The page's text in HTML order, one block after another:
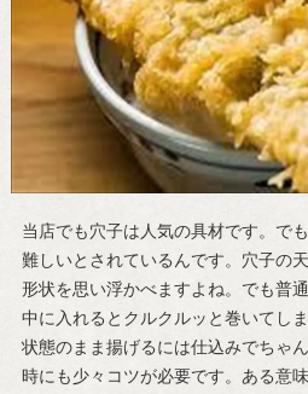
当店でも穴子は人気の具材です。で
難しいとされているんです。穴子の
形状を思い浮かべますよね。でも普
中に入れるとクルクルッと巻いてし
状態のまま揚げるには仕込みでちゃ
時にも少々コツが必要です。ある意